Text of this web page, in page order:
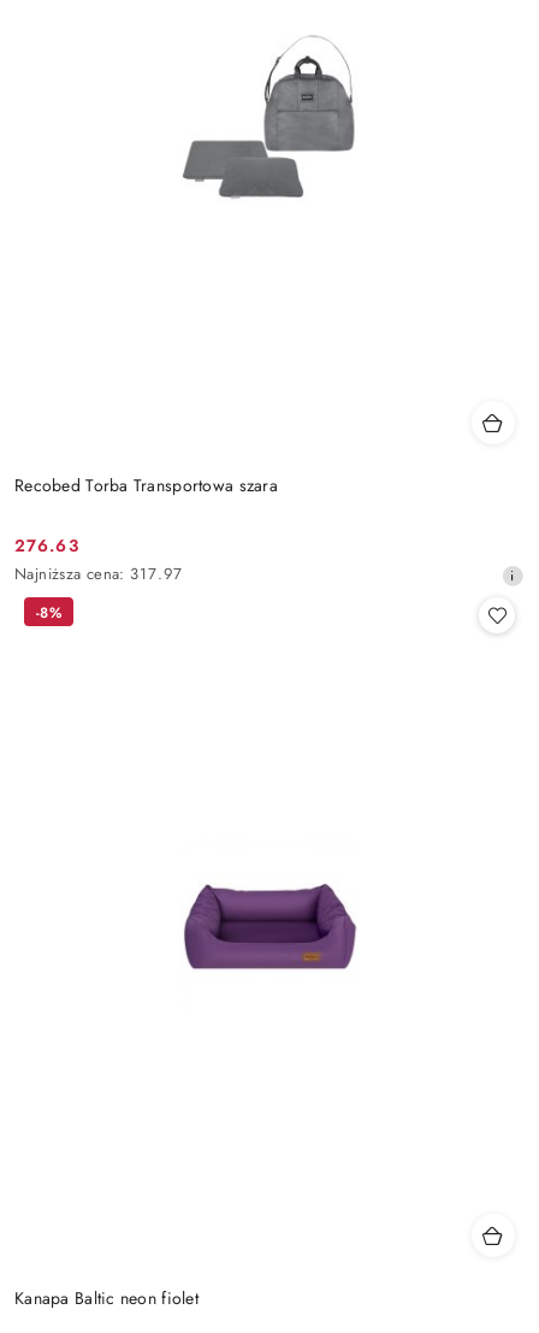
Recobed Torba Transportowa szara
Cena
promocyjna:
276.63
Najniższa
cena
Najniższa cena: 317.97
Kanapa Baltic neon fiolet
-8%